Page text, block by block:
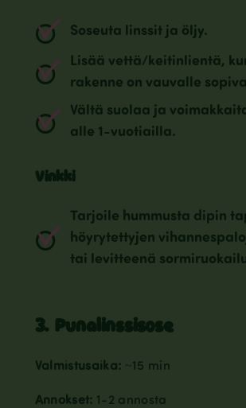
Soseuta linssit ja öljy.
Lisää vettä/keitinlientä,
rakenne on vauvalle
Vältä suolaa ja
alle 1-vuotiailla.
Vinkki
Tarjoile hummusta dipin
höyrytettyjen
tai levitteenä
3. Punalinssisose
Valmistusaika: ~15 min
Annokset: 1-2 annosta